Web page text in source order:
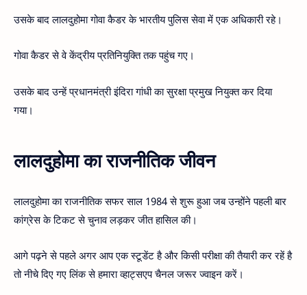
उसके बाद लालदुहोमा गोवा कैडर के भारतीय पुलिस सेवा में एक अधिकारी रहे।
गोवा कैडर से वे केंद्रीय प्रतिनियुक्ति तक पहुंच गए।
उसके बाद उन्हें प्रधानमंत्री इंदिरा गांधी का सुरक्षा प्रमुख नियुक्त कर दिया
गया।
लालदुहोमा का राजनीतिक जीवन
लालदुहोमा का राजनीतिक सफर साल 1984 से शुरू हुआ जब उन्होंने पहली बार
कांग्रेस के टिकट से चुनाव लड़कर जीत हासिल की।
आगे पढ़ने से पहले अगर आप एक स्टूडेंट है और किसी परीक्षा की तैयारी कर रहें है
तो नीचे दिए गए लिंक से हमारा व्हाट्सएप चैनल जरूर ज्वाइन करें।